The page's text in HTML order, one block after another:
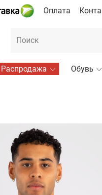
Оплата
Распродажа Обувь